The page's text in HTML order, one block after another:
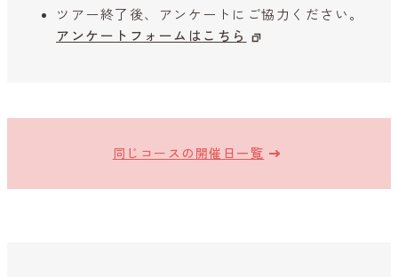
ツアー終了後、アンケートにご協力ください。
アンケートフォームはこちら
同じコースの開催日一覧